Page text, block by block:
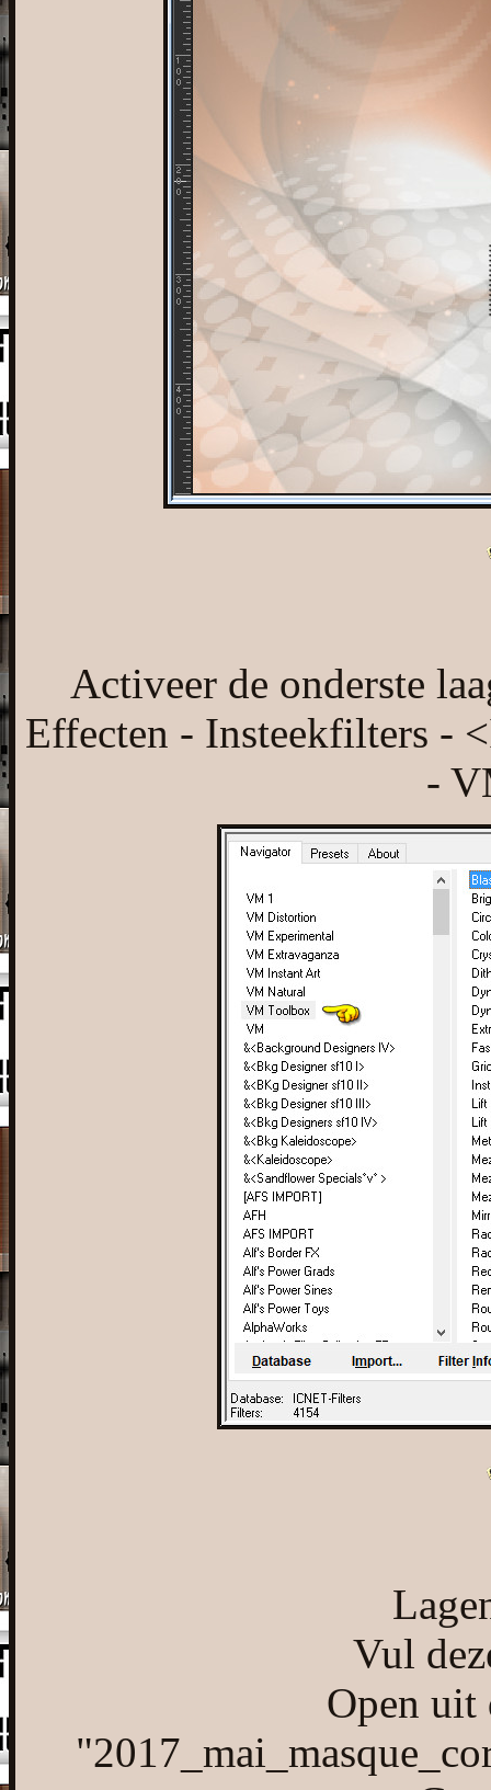
Activeer de onderste
Effecten - Insteekfilters -
-
Vul
Open uit